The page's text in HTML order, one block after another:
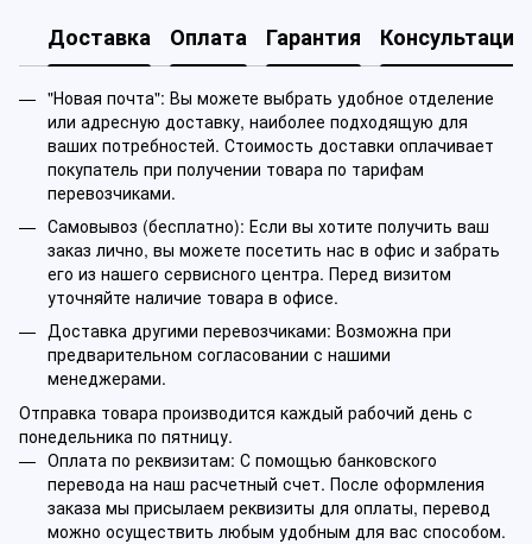
Доставка Оплата Гарантия Консультация
"Новая почта": Вы можете выбрать удобное отделение
или адресную доставку, наиболее подходящую для
ваших потребностей. Стоимость доставки оплачивает
покупатель при получении товара по тарифам
перевозчиками.
Самовывоз (бесплатно): Если вы хотите получить ваш
заказ лично, вы можете посетить нас в офис и забрать
его из нашего сервисного центра. Перед визитом
уточняйте наличие товара в офисе.
Доставка другими перевозчиками: Возможна при
предварительном согласовании с нашими
менеджерами.
Отправка товара производится каждый рабочий день с
понедельника по пятницу.
Оплата по реквизитам: С помощью банковского
перевода на наш расчетный счет. После оформления
заказа мы присылаем реквизиты для оплаты, перевод
можно осуществить любым удобным для вас способом.